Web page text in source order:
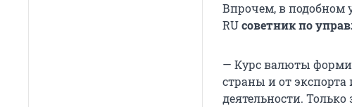
Впрочем, в подобном
RUсоветник по
— Курс валюты
страны и от
деятельности.